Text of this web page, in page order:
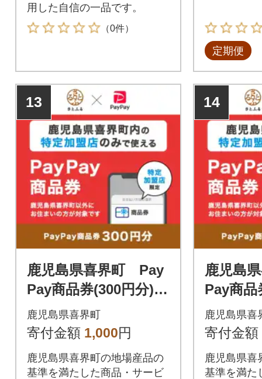
用した自信の一品です。
（0件）
定期便
13
鹿児島県喜界町 Pay
Pay商品券(300円分)※
地域内の一部の加盟店
のみで利用可
鹿児島県喜界町
寄付金額 1,000円
鹿児島県喜界町の地場産品の
基準を満たした商品・サービ
14
鹿児島
Pay商
地域内
のみで
鹿児島県喜
寄付金額
鹿児島県喜
基準を満た